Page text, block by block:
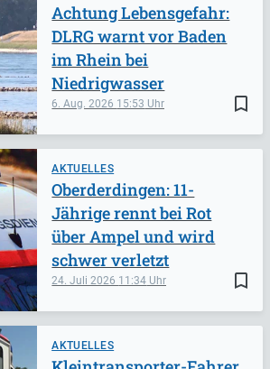
bookmark_border
6. Aug. 2026 15:53
Achtung Lebensgefahr:
DLRG warnt vor Baden
im Rhein bei
Niedrigwasser
AKTUELLES
bookmark_border
24. Juli 2026 11:34
Oberderdingen: 11-
Jährige rennt bei Rot
über Ampel und wird
schwer verletzt
AKTUELLES